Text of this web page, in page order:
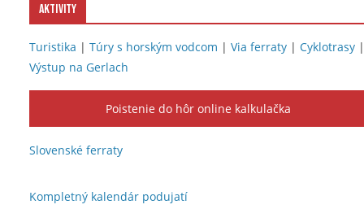
Aktivity
Turistika | Túry s horským vodcom | Via ferraty | Cyklotrasy |
Výstup na Gerlach
Poistenie do hôr online kalkulačka
Slovenské ferraty
Kompletný kalendár podujatí